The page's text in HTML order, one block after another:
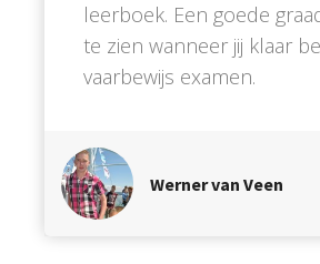
leerboek. Een goede
te zien wanneer jij klaar
vaarbewijs examen.
Werner van Veen